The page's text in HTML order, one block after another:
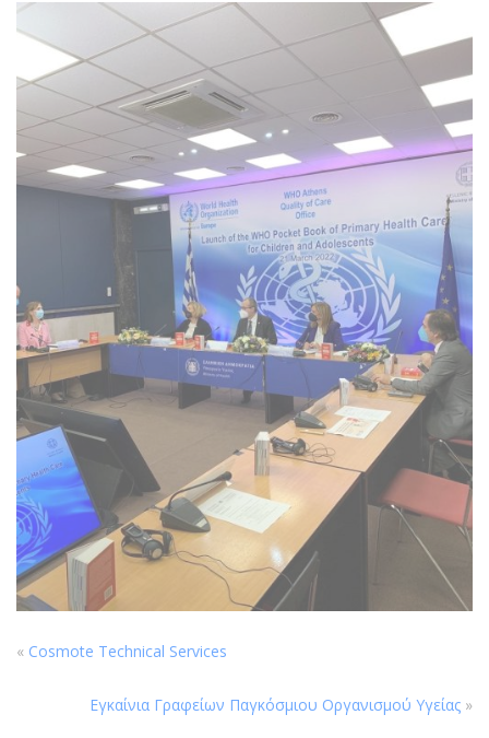
« Cosmote Technical Services
Εγκαίνια Γραφείων Παγκόσμιου Οργανισμού Υγείας »